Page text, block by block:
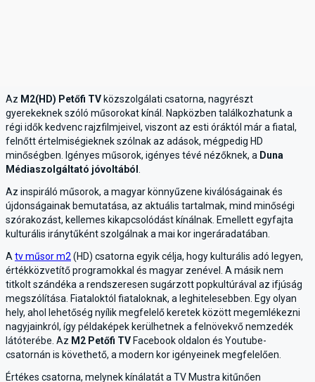
Az M2(HD) Petőfi TV közszolgálati csatorna, nagyrészt
gyerekeknek szóló műsorokat kínál. Napközben találkozhatunk a
régi idők kedvenc rajzfilmjeivel, viszont az esti óráktól már a fiatal,
felnőtt értelmiségieknek szólnak az adások, mégpedig HD
minőségben. Igényes műsorok, igényes tévé nézőknek, a Duna
Médiaszolgáltató jóvoltából
Az inspiráló műsorok, a magyar könnyűzene kiválóságainak és
újdonságainak bemutatása, az aktuális tartalmak, mind minőségi
szórakozást, kellemes kikapcsolódást kínálnak. Emellett egyfajta
kulturális iránytűként szolgálnak a mai kor ingeráradatában.
A tv műsor m2 (HD) csatorna egyik célja, hogy kulturális adó legyen,
értékközvetítő programokkal és magyar zenével. A másik nem
titkolt szándéka a rendszeresen sugárzott popkultúrával az ifjúság
megszólítása. Fiataloktól fiataloknak, a leghitelesebben. Egy olyan
hely, ahol lehetőség nyílik megfelelő keretek között megemlékezni
nagyjainkról, így példaképek kerülhetnek a felnövekvő nemzedék
látóterébe. Az M2 Petőfi TV Facebook oldalon és Youtube-
csatornán is követhető, a modern kor igényeinek megfelelően.
Értékes csatorna, melynek kínálatát a TV Mustra kitűnően